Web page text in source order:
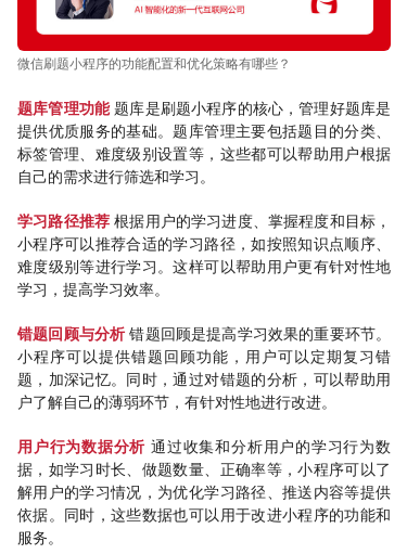
微信刷题小程序的功能配置和优化策略有哪些？
题库管理功能题库是刷题小程序的核心，管理好题库是
提供优质服务的基础。题库管理主要包括题目的分类、
标签管理、难度级别设置等，这些都可以帮助用户根据
自己的需求进行筛选和学习。
学习路径推荐 根据用户的学习进度、掌握程度和目标，
小程序可以推荐合适的学习路径，如按照知识点顺序、
难度级别等进行学习。这样可以帮助用户更有针对性地
学习，提高学习效率。
错题回顾与分析错题回顾是提高学习效果的重要环节。
小程序可以提供错题回顾功能，用户可以定期复习错
题，加深记忆。同时，通过对错题的分析，可以帮助用
户了解自己的薄弱环节，有针对性地进行改进。
用户行为数据分析 通过收集和分析用户的学习行为数
据，如学习时长、做题数量、正确率等，小程序可以了
解用户的学习情况，为优化学习路径、推送内容等提供
依据。同时，这些数据也可以用于改进小程序的功能和
服务。